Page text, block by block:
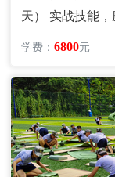
天） 实战技能
学费：6800元